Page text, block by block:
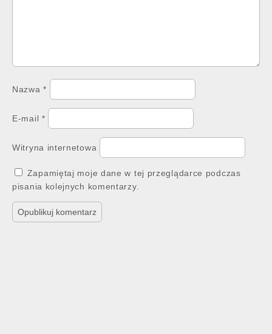
Nazwa*
E-mail *
Witryna internetowa
Zapamiętaj moje dane w tej przeglądarce podczas
pisania kolejnych komentarzy.